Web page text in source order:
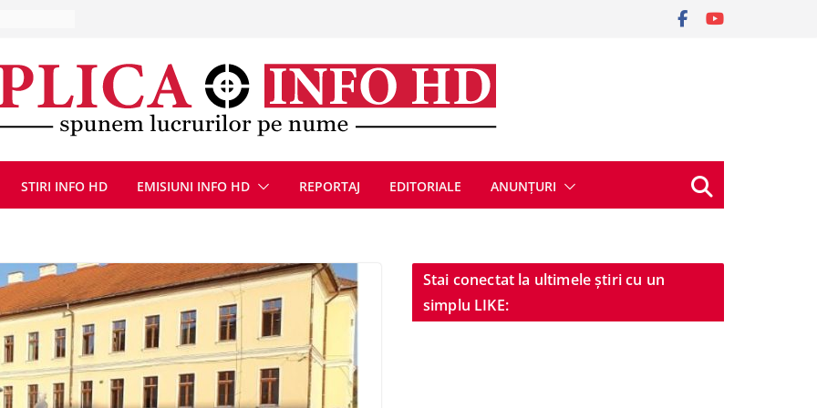
9 august
după
se
STIRI INFO HD EMISIUNI INFO HD REPORTAJ EDITORIALE ANUNȚURI
Stai conectat la ultimele știri cu un
simplu LIKE: